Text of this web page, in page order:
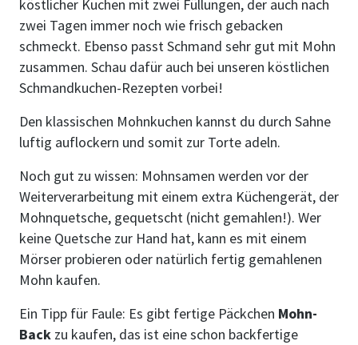
köstlicher Kuchen mit zwei Füllungen, der auch nach
zwei Tagen immer noch wie frisch gebacken
schmeckt. Ebenso passt Schmand sehr gut mit Mohn
zusammen. Schau dafür auch bei unseren köstlichen
Schmandkuchen-Rezepten vorbei!
Den klassischen Mohnkuchen kannst du durch Sahne
luftig auflockern und somit zur Torte adeln.
Noch gut zu wissen: Mohnsamen werden vor der
Weiterverarbeitung mit einem extra Küchengerät, der
Mohnquetsche, gequetscht (nicht gemahlen!). Wer
keine Quetsche zur Hand hat, kann es mit einem
Mörser probieren oder natürlich fertig gemahlenen
Mohn kaufen.
Ein Tipp für Faule: Es gibt fertige Päckchen Mohn-
Back zu kaufen, das ist eine schon backfertige